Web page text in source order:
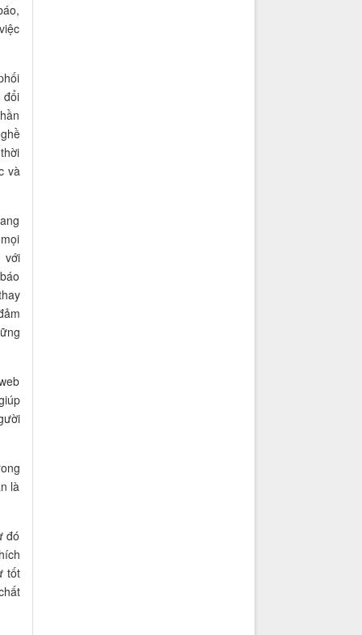
đổi
và
với
là
đó
tốt